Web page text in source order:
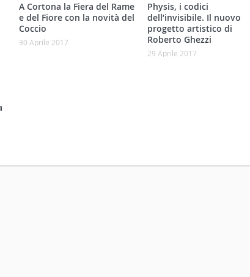
A Cortona la Fiera del Rame
e del Fiore con la novità del
Coccio
30 Aprile 2017
Physis, i codici
dell’invisibile. Il nuovo
progetto artistico di
Roberto Ghezzi
29 Aprile 2017